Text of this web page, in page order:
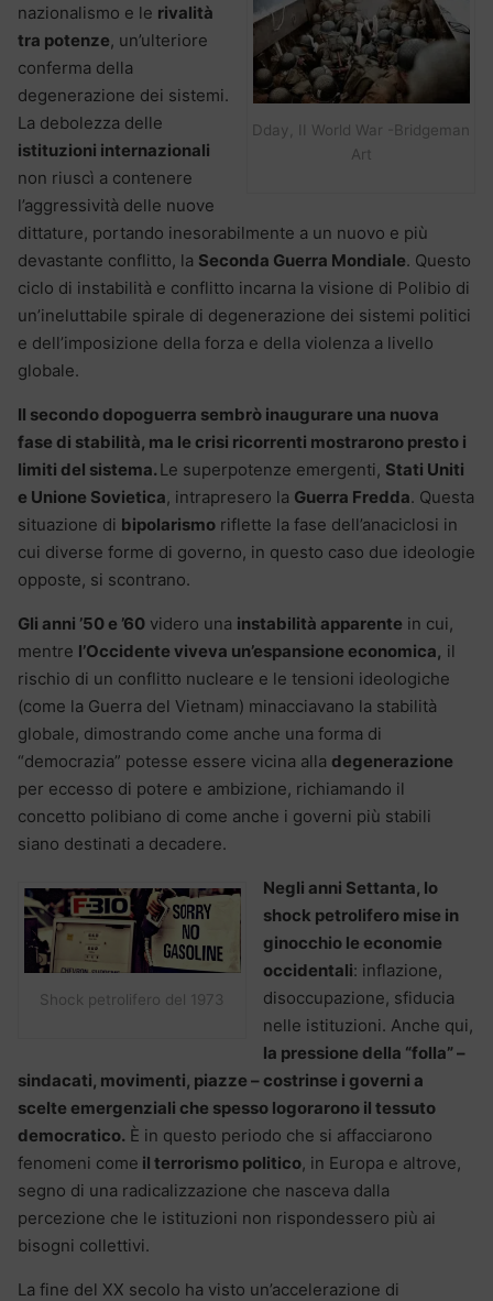
Dday, II World War -Bridgeman
Art
nazionalismo e le rivalità
tra potenze, un’ulteriore
conferma della
degenerazione dei sistemi.
La debolezza delle
istituzioni internazionali
non riuscì a contenere
l’aggressività delle nuove
dittature, portando inesorabilmente a un nuovo e più
devastante conflitto, la Seconda Guerra Mondiale. Questo
ciclo di instabilità e conflitto incarna la visione di Polibio di
un’ineluttabile spirale di degenerazione dei sistemi politici
e dell’imposizione della forza e della violenza a livello
globale.
Il secondo dopoguerra sembrò inaugurare una nuova
fase di stabilità, ma le crisi ricorrenti mostrarono presto i
limiti del sistema. Le superpotenze emergenti, Stati Uniti
e Unione Sovietica, intrapresero la Guerra Fredda. Questa
situazione di bipolarismo riflette la fase dell’anaciclosi in
cui diverse forme di governo, in questo caso due ideologie
opposte, si scontrano.
Gli anni ’50 e ’60 videro una instabilità apparente in cui,
mentre l’Occidente viveva un’espansione economica, il
rischio di un conflitto nucleare e le tensioni ideologiche
(come la Guerra del Vietnam) minacciavano la stabilità
globale, dimostrando come anche una forma di
“democrazia” potesse essere vicina alla degenerazione
per eccesso di potere e ambizione, richiamando il
concetto polibiano di come anche i governi più stabili
siano destinati a decadere.
Shock petrolifero del 1973
Negli anni Settanta, lo
shock petrolifero mise in
ginocchio le economie
occidentali: inflazione,
disoccupazione, sfiducia
nelle istituzioni. Anche qui,
la pressione della “folla” –
sindacati, movimenti, piazze – costrinse i governi a
scelte emergenziali che spesso logorarono il tessuto
democratico. È in questo periodo che si affacciarono
fenomeni come il terrorismo politico, in Europa e altrove,
segno di una radicalizzazione che nasceva dalla
percezione che le istituzioni non rispondessero più ai
bisogni collettivi.
La fine del XX secolo ha visto un’accelerazione di